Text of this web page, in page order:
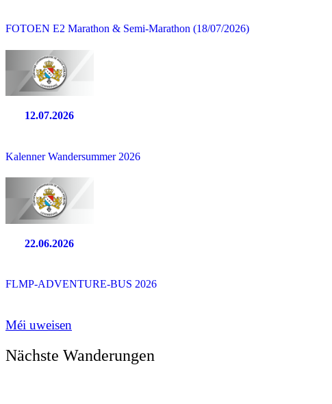
FOTOEN E2 Marathon & Semi-Marathon (18/07/2026)
12.07.2026
Kalenner Wandersummer 2026
22.06.2026
FLMP-ADVENTURE-BUS 2026
Méi uweisen
Nächste Wanderungen